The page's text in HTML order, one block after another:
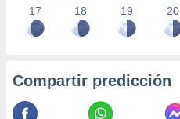
17 18 19 20
Compartir predicción